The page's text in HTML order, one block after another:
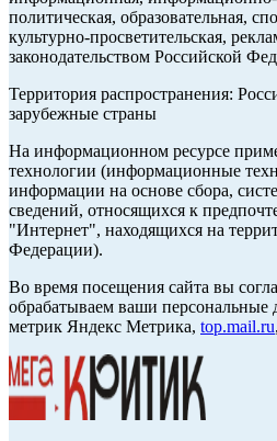
политическая, образовательная,
культурно-просветительская,
законодательством Российской
Территория распространения:
зарубежные страны
На информационном ресурсе
технологии (информационные
информации на основе сбора,
сведений, относящихся к
"Интернет", находящихся на
Федерации).
Во время посещения сайта вы
обрабатываем ваши персональные
метрик Яндекс Метрика, top.mail.ru